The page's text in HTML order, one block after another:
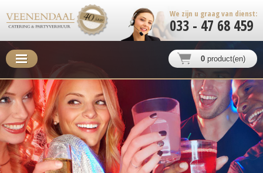
We zijn u graag van dienst:
033 - 47 68 459
0 product(en)